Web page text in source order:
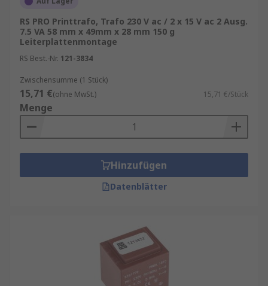
Kompaktes Gehäuse für horizontale oder
vertikale Montage
Standardisierte Rastermaße für einfache
B. EN/IEC 61558)
Geräuscharmer Betrieb durch optimierte
Wicklung und Kernmaterialien
Langlebigkeit selbst bei dauerhafter
Belastung
Gerade bei dicht bestückten Leiterplatten sind
sie die bevorzugte Wahl, da sie
Einsatzbereiche von
Leiterplatten‑Transformatoren
RS PRO Printtrafo, Trafo 230 V ac / 2 x 15 V ac 2 Ausg.
7.5 VA 58 mm x 49mm x 28 mm 150 g
Leiterplattenmontage
RS Best.-Nr. 121-3834
Zwischensumme (1 Stück)
15,71 €(ohne MwSt.) 15,71 €/Stück
Menge
Hinzufügen
Datenblätter